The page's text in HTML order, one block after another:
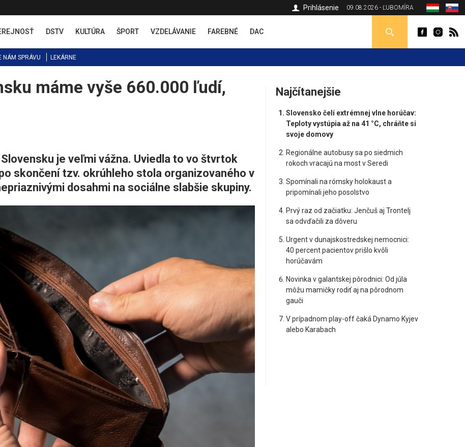
09.08.2026 - ĽUBOMÍRA
Prihlásenie
DSTV KULTÚRA ŠPORT VZDELÁVANIE FAREBNÉ DAC
NÁM SPRÁVU LEKÁRNE
máme vyše 660.000 ľudí,
je veľmi vážna. Uviedla to vo štvrtok
skončení tzv. okrúhleho stola organizovaného v
dosahmi na sociálne slabšie skupiny.
Najčítanejšie
Slovensko čelí extrémnej vlne horúčav:
Teploty vystúpia až na 41 °C, chráňte si
svoje domovy
Regionálne autobusy sa po siedmich
rokoch vracajú na most v Seredi
Spomínali na rómsky holokaust a
pripomínali jeho posolstvo
Prvý raz od začiatku: Jenčuš aj Trontelj
sa odvďačili za dôveru
Urgent v dunajskostredskej nemocnici:
40 percent pacientov prišlo kvôli
horúčavám
Novinka v galantskej pôrodnici: Od júla
môžu mamičky rodiť aj na pôrodnom
gauči
V prípadnom play-off čaká Dynamo Kyjev
alebo Karabach